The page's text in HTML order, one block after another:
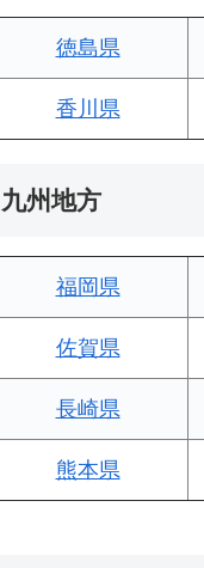
徳島県
香川県
九州地方
福岡県
佐賀県
長崎県
熊本県